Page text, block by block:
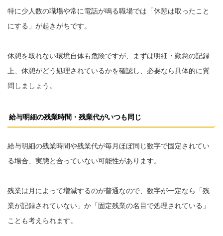
特に少人数の職場や常に電話が鳴る職場では「休憩は取ったこと
にする」が起きがちです。
休憩を取れない環境自体も危険ですが、まずは明細・勤怠の記録
上、休憩がどう処理されているかを確認し、必要なら具体的に質
問しましょう。
給与明細の残業時間・残業代がいつも同じ
給与明細の残業時間や残業代が毎月ほぼ同じ数字で固定されてい
る場合、実態と合っていない可能性があります。
残業は月によって増減するのが普通なので、数字が一定なら「残
業が記録されていない」か「固定残業の名目で処理されている」
ことも考えられます。